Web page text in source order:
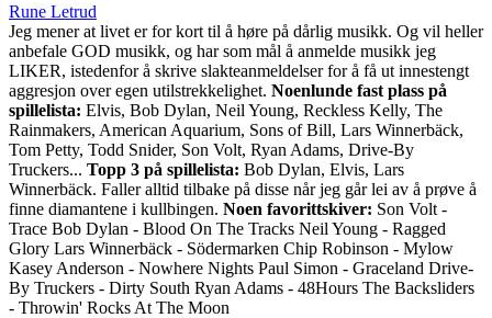
Rune Letrud
Jeg mener at livet er for kort til å høre på dårlig musikk. Og vil heller
anbefale GOD musikk, og har som mål å anmelde musikk jeg
LIKER, istedenfor å skrive slakteanmeldelser for å få ut innestengt
aggresjon over egen utilstrekkelighet. Noenlunde fast plass på
spillelista: Elvis, Bob Dylan, Neil Young, Reckless Kelly, The
Rainmakers, American Aquarium, Sons of Bill, Lars Winnerbäck,
Tom Petty, Todd Snider, Son Volt, Ryan Adams, Drive-By
Truckers... Topp 3 på spillelista: Bob Dylan, Elvis, Lars
Winnerbäck. Faller alltid tilbake på disse når jeg går lei av å prøve å
finne diamantene i kullbingen. Noen favorittskiver: Son Volt -
Trace Bob Dylan - Blood On The Tracks Neil Young - Ragged
Glory Lars Winnerbäck - Södermarken Chip Robinson - Mylow
Kasey Anderson - Nowhere Nights Paul Simon - Graceland Drive-
By Truckers - Dirty South Ryan Adams - 48Hours The Backsliders
- Throwin' Rocks At The Moon